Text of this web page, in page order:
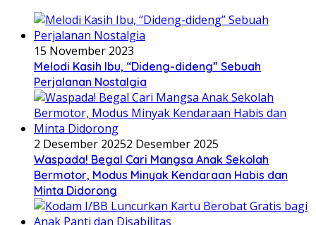
15 November 2023
Melodi Kasih Ibu, “Dideng-dideng” Sebuah
Perjalanan Nostalgia
2 Desember 20252 Desember 2025
Waspada! Begal Cari Mangsa Anak Sekolah
Bermotor, Modus Minyak Kendaraan Habis dan
Minta Didorong